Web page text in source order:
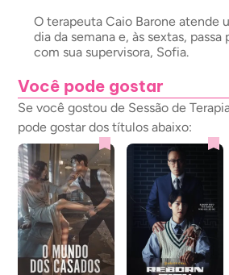
O terapeuta Caio Barone atende
dia da semana e, às sextas, passa
com sua supervisora, Sofia.
Você pode gostar
Se você gostou de Sessão de
pode gostar dos títulos abaixo: